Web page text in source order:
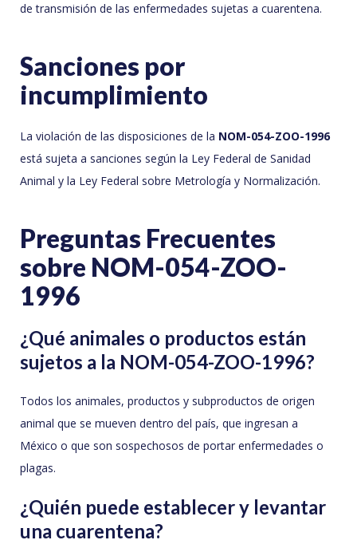
de transmisión de las enfermedades sujetas a cuarentena.
Sanciones por
incumplimiento
La violación de las disposiciones de la NOM-054-ZOO-1996
está sujeta a sanciones según la Ley Federal de Sanidad
Animal y la Ley Federal sobre Metrología y Normalización.
Preguntas Frecuentes
sobre NOM-054-ZOO-
1996
¿Qué animales o productos están
sujetos a la NOM-054-ZOO-1996?
Todos los animales, productos y subproductos de origen
animal que se mueven dentro del país, que ingresan a
México o que son sospechosos de portar enfermedades o
plagas.
¿Quién puede establecer y levantar
una cuarentena?